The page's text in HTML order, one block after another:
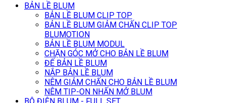
BẢN LỀ BLUM
BẢN LỀ BLUM CLIP TOP
BẢN LỀ BLUM GIẢM CHẤN CLIP TOP
BLUMOTION
BẢN LỀ BLUM MODUL
CHẶN GÓC MỞ CHO BẢN LỀ BLUM
ĐẾ BẢN LỀ BLUM
NẮP BẢN LỀ BLUM
NÊM GIẢM CHẤN CHO BẢN LỀ BLUM
NÊM TIP-ON NHẤN MỞ BLUM